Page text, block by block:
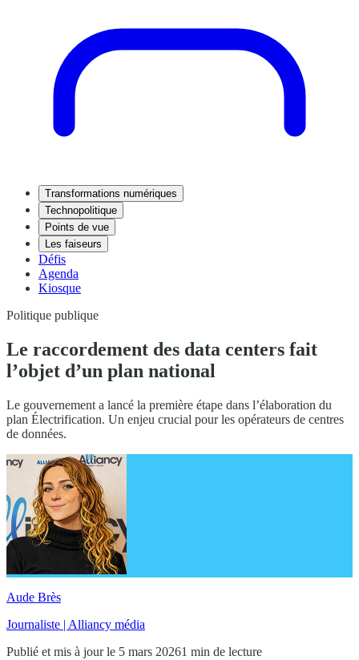
Transformations numériques
Technopolitique
Points de vue
Les faiseurs
Défis
Agenda
Kiosque
Politique publique
Le raccordement des data centers fait
l’objet d’un plan national
Le gouvernement a lancé la première étape dans l’élaboration du
plan Électrification. Un enjeu crucial pour les opérateurs de centres
de données.
Aude Brès
Journaliste | Alliancy média
Publié et mis à jour le 5 mars 20261 min de lecture